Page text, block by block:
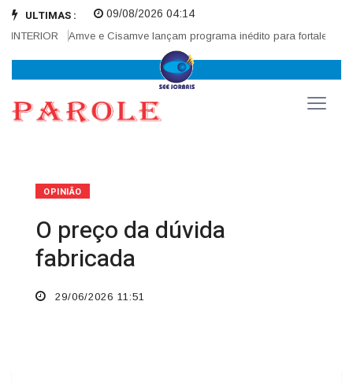
ULTIMAS :
Amve e Cisamve lançam programa inédito para fortalecer
09/08/2026 04:14
OPINIÃO
O preço da dúvida
fabricada
29/06/2026 11:51